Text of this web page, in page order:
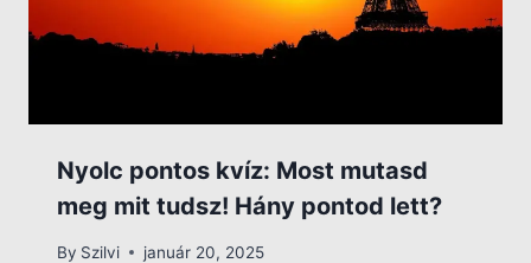
Nyolc pontos kvíz: Most mutasd
meg mit tudsz! Hány pontod lett?
By Szilvi január 20, 2025